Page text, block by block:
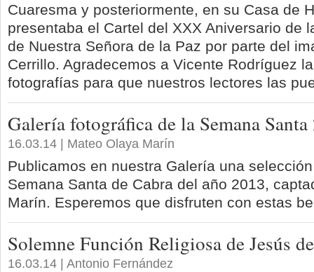
Cuaresma y posteriormente, en su Casa de
presentaba el Cartel del XXX Aniversario de
de Nuestra Señora de la Paz por parte del
Cerrillo. Agradecemos a Vicente Rodríguez
fotografías para que nuestros lectores las
Galería fotográfica de la Semana
16.03.14 | Mateo Olaya Marín
Publicamos en nuestra Galería una
Semana Santa de Cabra del año 2013,
Marín. Esperemos que disfruten con estas
Solemne Función Religiosa de Jesús
16.03.14 | Antonio Fernández